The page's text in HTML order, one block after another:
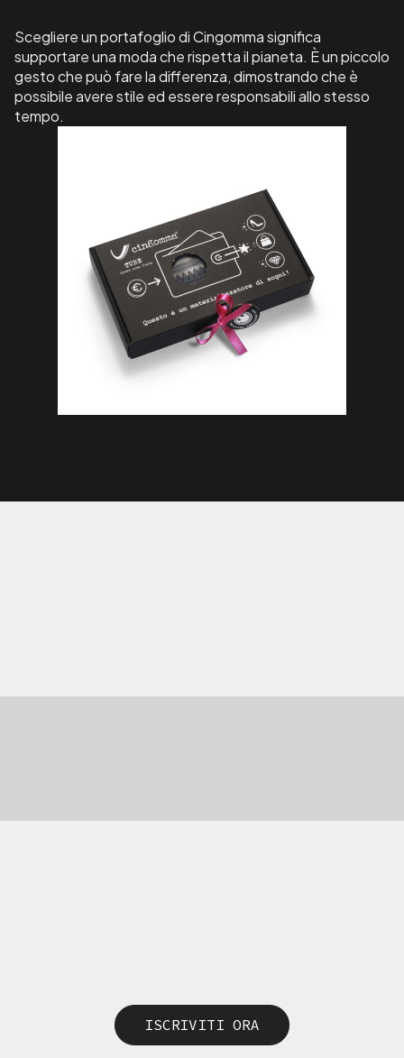
Scegliere un portafoglio di Cingomma significa
supportare una moda che rispetta il pianeta. È un piccolo
gesto che può fare la differenza, dimostrando che è
possibile avere stile ed essere responsabili allo stesso
tempo.
ISCRIVITI ORA